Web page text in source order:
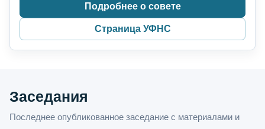
Подробнее о совете
Страница УФНС
Заседания
Последнее опубликованное заседание с материалами и